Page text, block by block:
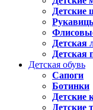
Детская
Детская
Детская обувь
Сапоги
Ботинки
Детские
Детские